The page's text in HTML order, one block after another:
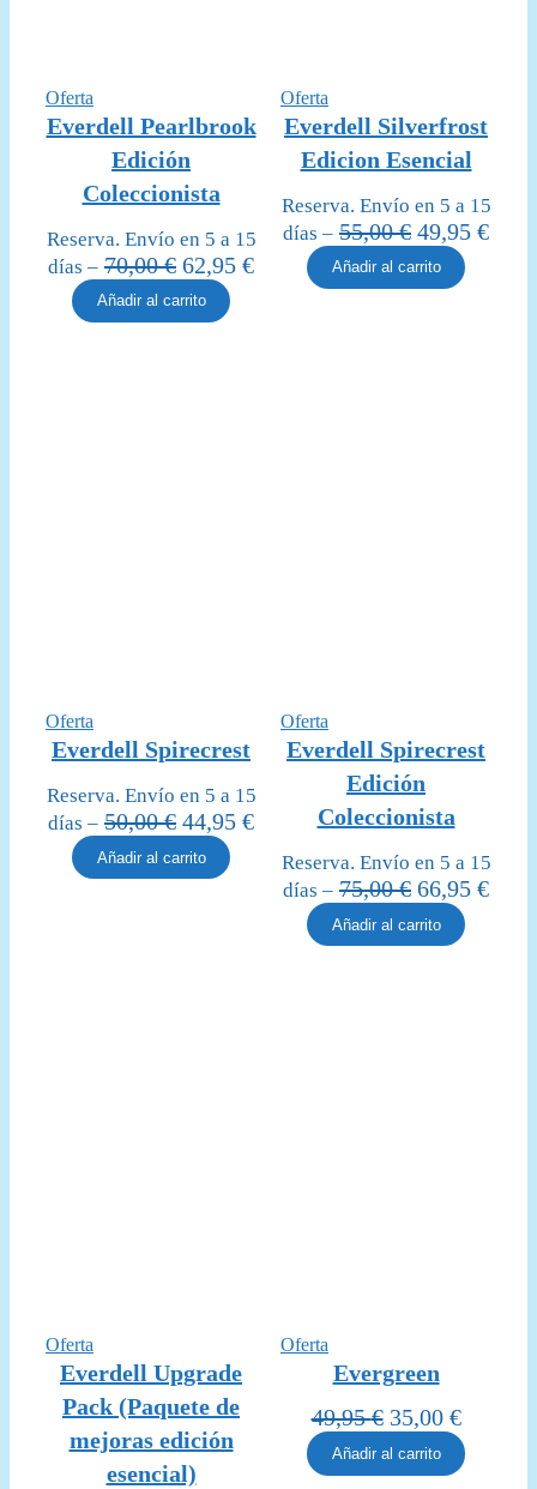
Oferta
en
oferta
Everdell Pearlbrook
Edición
Coleccionista
Reserva. Envío en 5 a 15
días – 70,00€ El
precio
original
62,95 €El
precio
Añadir al carrito
Oferta
en
oferta
Everdell Silverfrost
Edicion Esencial
Reserva. Envío en 5 a 15
días – 55,00€ El
precio
original
49,95 €El
Añadir al carrito
Oferta
en
oferta
Everdell Spirecrest
Reserva. Envío en 5 a 15
días – 50,00€ El
precio
original
44,95 €El
actual
44,95 €.
Añadir al carrito
Oferta
en
oferta
Everdell Spirecrest
Edición
Coleccionista
Reserva. Envío en 5 a 15
días – 75,00€ El
precio
original
66,95 €El
Añadir al carrito
Oferta
oferta
Everdell Upgrade
Pack (Paquete de
mejoras edición
esencial)
Oferta
en
oferta
Evergreen
49,95€ El
precio
original
35,00 €El
precio
actual
Añadir al carrito